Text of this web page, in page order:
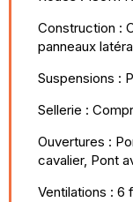
Construction :
panneaux
Suspensions :
Sellerie :
Ouvertures :
cavalier, Pont
Ventilations : 6